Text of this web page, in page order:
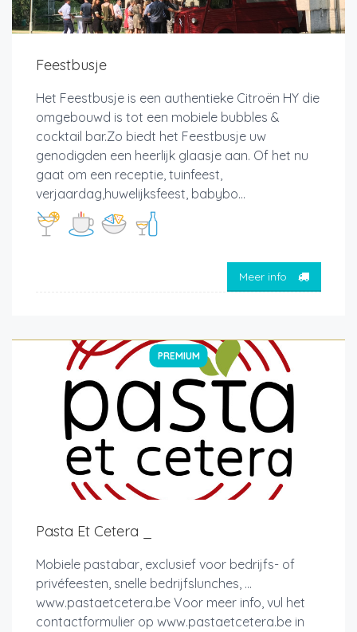
Feestbusje
Het Feestbusje is een authentieke Citroën HY die
omgebouwd is tot een mobiele bubbles &
cocktail bar.Zo biedt het Feestbusje uw
genodigden een heerlijk glaasje aan. Of het nu
gaat om een receptie, tuinfeest,
verjaardag,huwelijksfeest, babybo...
Meer info
PREMIUM
Pasta Et Cetera _
Mobiele pastabar, exclusief voor bedrijfs- of
privéfeesten, snelle bedrijfslunches, ...
www.pastaetcetera.be Voor meer info, vul het
contactformulier op www.pastaetcetera.be in